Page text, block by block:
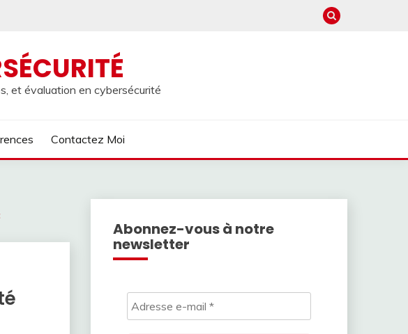
et évaluation en cybersécurité
Contactez Moi
Abonnez-vous à notre
newsletter